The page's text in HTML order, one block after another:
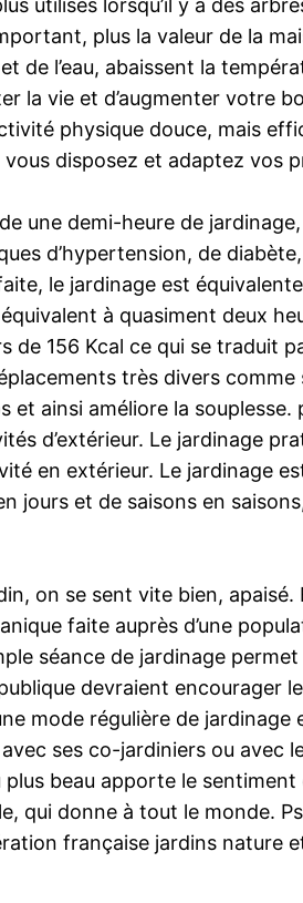
utilisés lorsqu’il y a des
plus la valeur de la
de l’eau, abaissent la
la vie et d’augmenter votre
physique douce, mais
disposez et adaptez vos
une demi-heure de
d’hypertension, de
le jardinage est
à quasiment deux
156 Kcal ce qui se traduit
très divers comme
ainsi améliore la souplesse.
d’extérieur. Le jardinage
en extérieur. Le jardinage
jours et de saisons en
on se sent vite bien, apaisé.
faite auprès d’une
séance de jardinage
devraient encourager
mode régulière de jardinage
ses co-jardiniers ou avec
beau apporte le sentiment
qui donne à tout le monde.
française jardins nature